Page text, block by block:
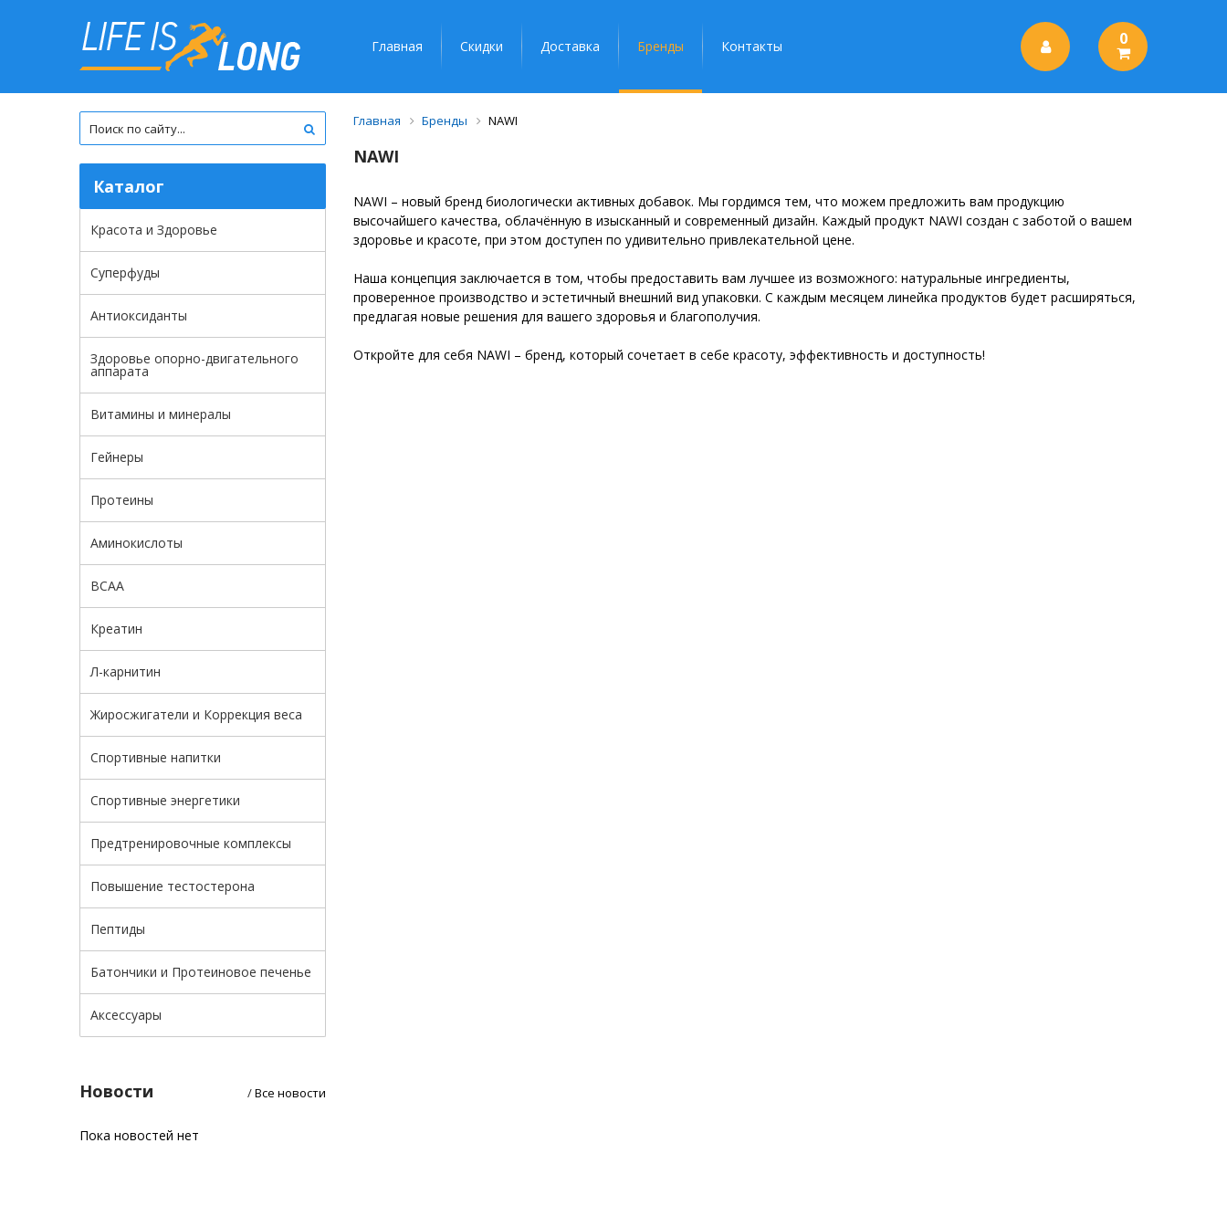
Главная Скидки Доставка Бренды Контакты 0
Каталог
Красота и Здоровье
Суперфуды
Антиоксиданты
Здоровье опорно-двигательного
аппарата
Витамины и минералы
Гейнеры
Протеины
Аминокислоты
BCAA
Креатин
Л-карнитин
Жиросжигатели и Коррекция веса
Спортивные напитки
Спортивные энергетики
Предтренировочные комплексы
Повышение тестостерона
Пептиды
Батончики и Протеиновое печенье
Аксессуары
Новости /Все новости
Пока новостей нет
Главная Бренды NAWI
NAWI
NAWI – новый бренд биологически активных добавок. Мы гордимся тем, что можем предложить вам продукцию
высочайшего качества, облачённую в изысканный и современный дизайн. Каждый продукт NAWI создан с заботой о вашем
здоровье и красоте, при этом доступен по удивительно привлекательной цене.
Наша концепция заключается в том, чтобы предоставить вам лучшее из возможного: натуральные ингредиенты,
проверенное производство и эстетичный внешний вид упаковки. С каждым месяцем линейка продуктов будет расширяться,
предлагая новые решения для вашего здоровья и благополучия.
Откройте для себя NAWI – бренд, который сочетает в себе красоту, эффективность и доступность!